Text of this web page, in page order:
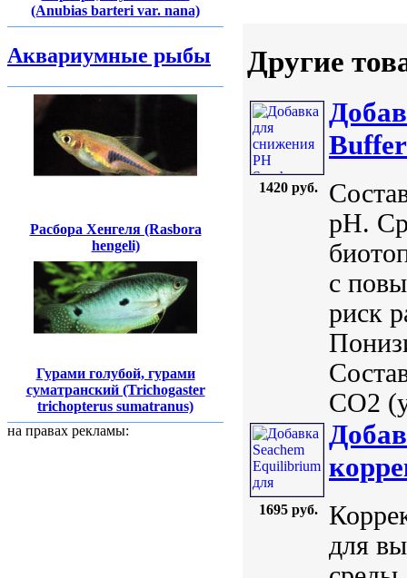
(Anubias barteri var. nana)
Аквариумные рыбы
Расбора Хенгеля (Rasbora
hengeli)
Гурами голубой, гурами
суматранский (Trichogaster
trichopterus sumatranus)
на правах рекламы:
Другие
1420 руб.
pH.
с
риск
CO2
1695 руб.
для